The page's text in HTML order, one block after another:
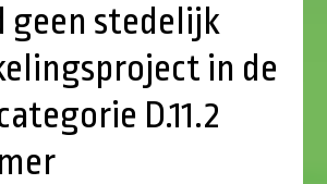
geen stedelijk
in de
D.11.2